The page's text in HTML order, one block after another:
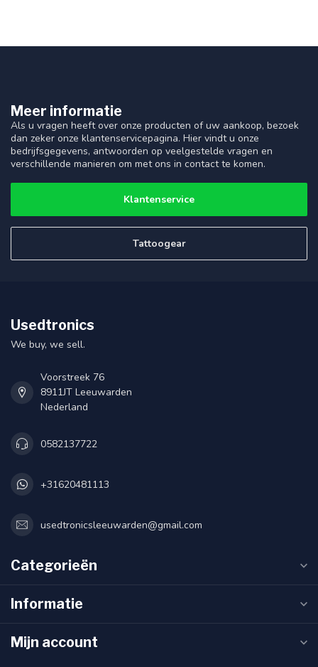
Meer informatie
Als u vragen heeft over onze producten of uw aankoop, bezoek
dan zeker onze klantenservicepagina. Hier vindt u onze
bedrijfsgegevens, antwoorden op veelgestelde vragen en
verschillende manieren om met ons in contact te komen.
Klantenservice
Tattoogear
Usedtronics
We buy, we sell.
Voorstreek 76
8911JT Leeuwarden
Nederland
0582137722
+31620481113
usedtronicsleeuwarden@gmail.com
Categorieën
Informatie
Mijn account